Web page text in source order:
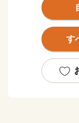
く、そして清ら
性を秘めた自然
修験道の創生以
地であることかす